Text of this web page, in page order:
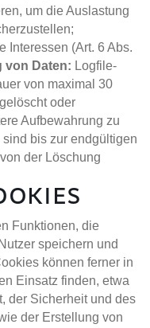
um die Auslastung
Interessen (Art. 6 Abs.
von Daten: Logfile-
von maximal 30
oder
Aufbewahrung zu
bis zur endgültigen
der Löschung
Funktionen, die
speichern und
können ferner in
Einsatz finden, etwa
der Sicherheit und des
der Erstellung von